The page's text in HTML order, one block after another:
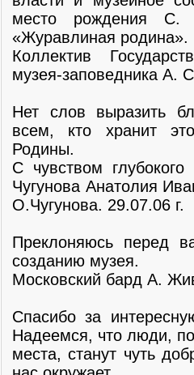
место рождения С.
«Журавлиная родина».
Коллектив
музея-заповедника А.
Нет слов выразить
всем, кто хранит
Родины.
С чувством
Чугунова Анатолия
О.Чугунова. 29.07.06 г.
Преклоняюсь перед
созданию музея.
Московский бард А.
Спасибо за
Надеемся, что люди,
места, станут чуть